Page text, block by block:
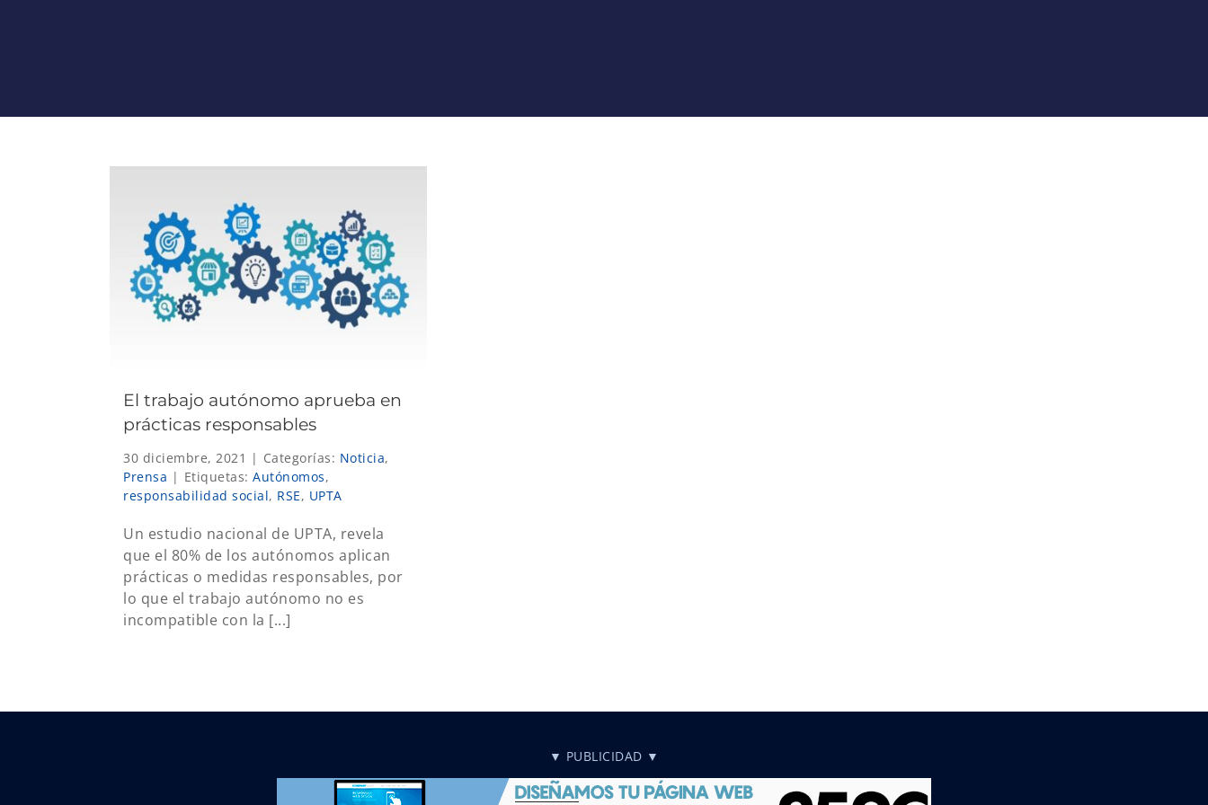
El trabajo autónomo aprueba en
prácticas responsables
30 diciembre, 2021 | Categorías: Noticia,
Prensa | Etiquetas: Autónomos,
responsabilidad social, RSE, UPTA
Un estudio nacional de UPTA, revela
que el 80% de los autónomos aplican
prácticas o medidas responsables, por
lo que el trabajo autónomo no es
incompatible con la [...]
▼ PUBLICIDAD ▼